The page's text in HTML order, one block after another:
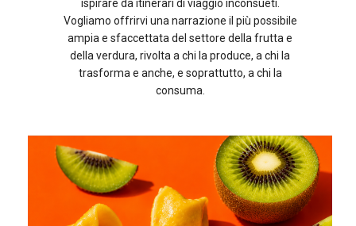
ispirare da itinerari di viaggio inconsueti.
Vogliamo offrirvi una narrazione il più possibile
ampia e sfaccettata del settore della frutta e
della verdura, rivolta a chi la produce, a chi la
trasforma e anche, e soprattutto, a chi la
consuma.